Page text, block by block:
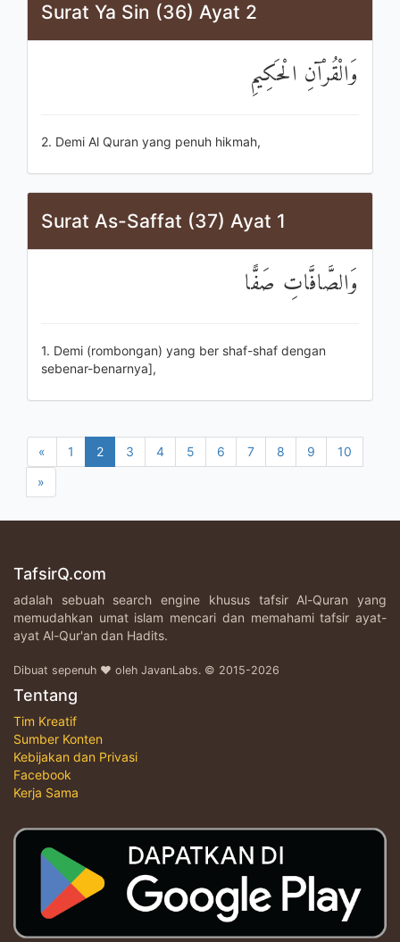
Surat Ya Sin (36) Ayat 2
وَالْقُرْآنِ الْحَكِيمِ
2. Demi Al Quran yang penuh hikmah,
Surat As-Saffat (37) Ayat 1
وَالصَّافَّاتِ صَفًّا
1. Demi (rombongan) yang ber shaf-shaf dengan
sebenar-benarnya],
« 1 2 3 4 5 6 7 8 9
10
»
TafsirQ.com
adalah sebuah search engine khusus tafsir Al-Quran yang
memudahkan umat islam mencari dan memahami tafsir ayat-
ayat Al-Qur'an dan Hadits.
Dibuat sepenuh ♥ oleh JavanLabs. © 2015-2026
Tentang
Tim Kreatif
Sumber Konten
Kebijakan dan Privasi
Facebook
Kerja Sama